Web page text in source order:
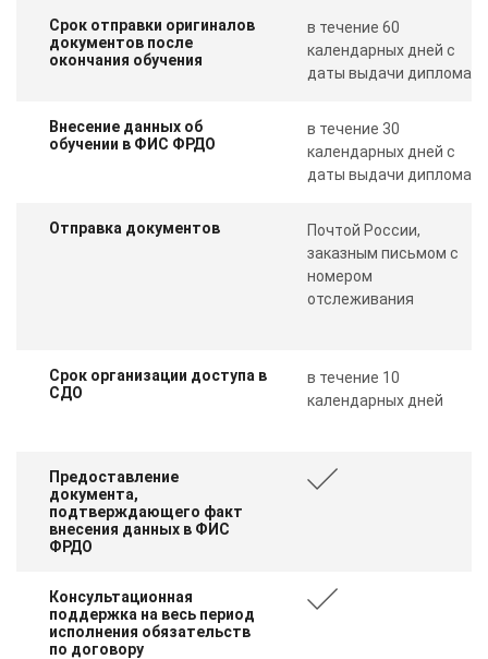
Срок отправки оригиналов
документов после
окончания обучения
в течение 60
календарных дней с
даты выдачи диплома
Внесение данных об
обучении в ФИС ФРДО
в течение 30
календарных дней с
даты выдачи диплома
Отправка документов
Почтой России,
заказным письмом с
номером
отслеживания
Срок организации доступа в
СДО
в течение 10
календарных дней
Предоставление
документа,
подтверждающего факт
внесения данных в ФИС
ФРДО
Консультационная
поддержка на весь период
исполнения обязательств
по договору